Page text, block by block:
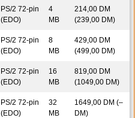
PS/2 72-pin
(EDO)
4
MB
214,00 DM
(239,00 DM)
PS/2 72-pin
(EDO)
8
MB
429,00 DM
(499,00 DM)
PS/2 72-pin
(EDO)
16
MB
819,00 DM
(1049,00 DM)
PS/2 72-pin
(EDO)
32
MB
1649,00 DM (–
DM)